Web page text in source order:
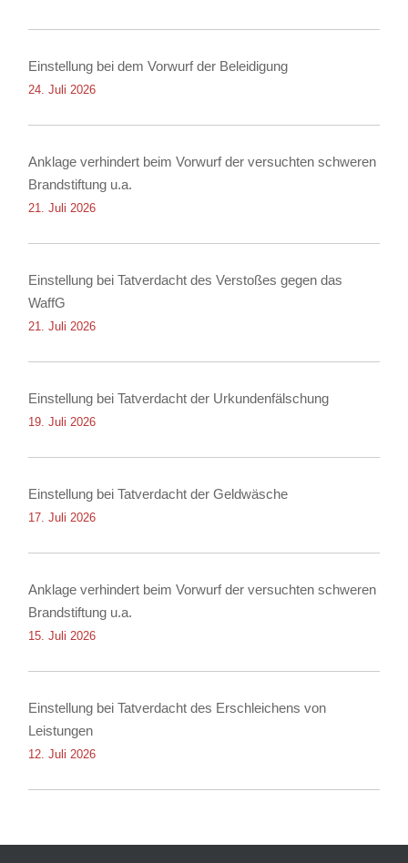
Einstellung bei dem Vorwurf der Beleidigung
24. Juli 2026
Anklage verhindert beim Vorwurf der versuchten schweren
Brandstiftung u.a.
21. Juli 2026
Einstellung bei Tatverdacht des Verstoßes gegen das
WaffG
21. Juli 2026
Einstellung bei Tatverdacht der Urkundenfälschung
19. Juli 2026
Einstellung bei Tatverdacht der Geldwäsche
17. Juli 2026
Anklage verhindert beim Vorwurf der versuchten schweren
Brandstiftung u.a.
15. Juli 2026
Einstellung bei Tatverdacht des Erschleichens von
Leistungen
12. Juli 2026